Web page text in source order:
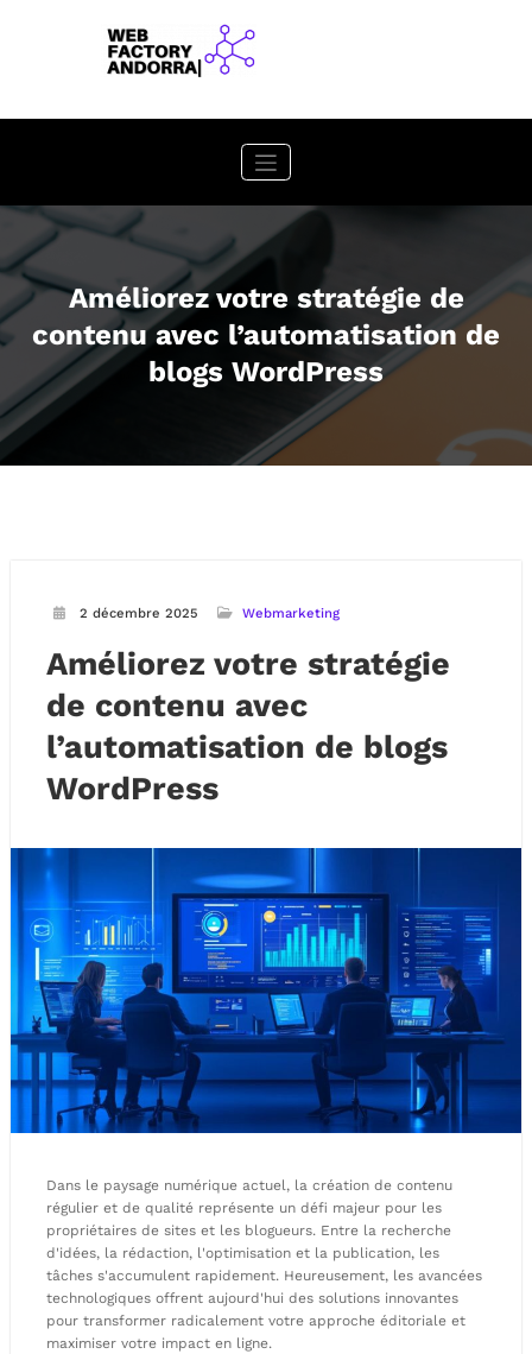
Améliorez votre stratégie de
contenu avec l’automatisation de
blogs WordPress
2 décembre 2025 Webmarketing
Améliorez votre stratégie
de contenu avec
l’automatisation de blogs
WordPress
Dans le paysage numérique actuel, la création de contenu
régulier et de qualité représente un défi majeur pour les
propriétaires de sites et les blogueurs. Entre la recherche
d'idées, la rédaction, l'optimisation et la publication, les
tâches s'accumulent rapidement. Heureusement, les avancées
technologiques offrent aujourd'hui des solutions innovantes
pour transformer radicalement votre approche éditoriale et
maximiser votre impact en ligne.